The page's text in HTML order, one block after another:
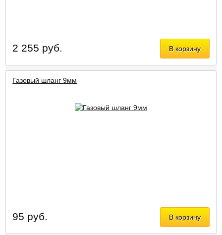
В корзину
2 255 руб.
Газовый шланг 9мм
В корзину
95 руб.